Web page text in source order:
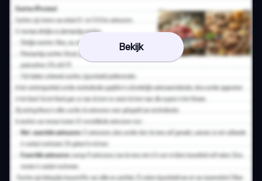
Bekijk